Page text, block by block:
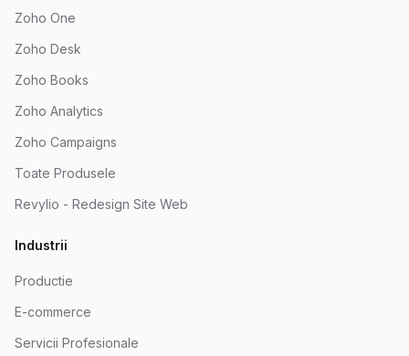
Zoho One
Zoho Desk
Zoho Books
Zoho Analytics
Zoho Campaigns
Toate Produsele
Revylio - Redesign Site Web
Industrii
Productie
E-commerce
Servicii Profesionale